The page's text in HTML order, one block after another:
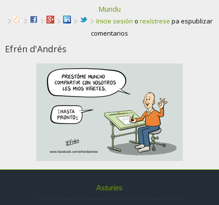
Mundu
Inicie sesión o rexístrese pa espublizar
comentarios
Efrén d'Andrés
Asturies